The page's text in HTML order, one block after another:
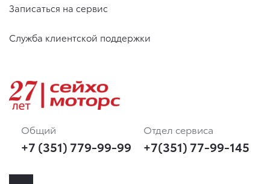
Записаться на сервис
Служба клиентской поддержки
Общий
+7 (351) 779-99-99
Отдел сервиса
+7(351) 77-99-145